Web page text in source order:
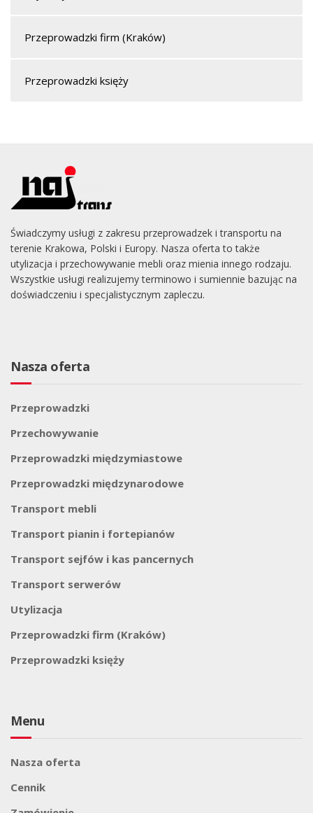
Przeprowadzki firm (Kraków)
Przeprowadzki księży
Świadczymy usługi z zakresu przeprowadzek i transportu na
terenie Krakowa, Polski i Europy. Nasza oferta to także
utylizacja i przechowywanie mebli oraz mienia innego rodzaju.
Wszystkie usługi realizujemy terminowo i sumiennie bazując na
doświadczeniu i specjalistycznym zapleczu.
Nasza oferta
Przeprowadzki
Przechowywanie
Przeprowadzki międzymiastowe
Przeprowadzki międzynarodowe
Transport mebli
Transport pianin i fortepianów
Transport sejfów i kas pancernych
Transport serwerów
Utylizacja
Przeprowadzki firm (Kraków)
Przeprowadzki księży
Menu
Nasza oferta
Cennik